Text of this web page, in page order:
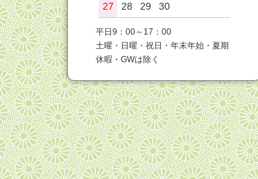
27
28 29 30
平日9：00～17：00
土曜・日曜・祝日・年末年始・夏期
休暇・GWは除く